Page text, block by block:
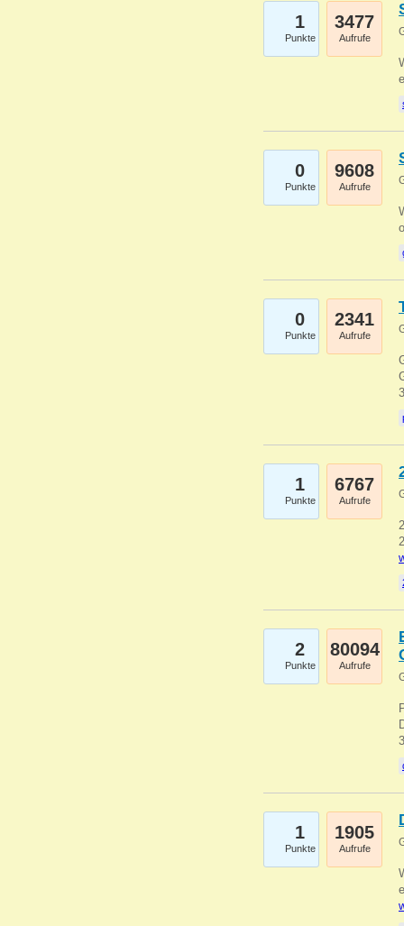
1
Punkte
3477
Aufrufe
0
Punkte
9608
Aufrufe
0
Punkte
2341
Aufrufe
1
Punkte
6767
Aufrufe
2
Punkte
80094
Aufrufe
1
Punkte
1905
Aufrufe